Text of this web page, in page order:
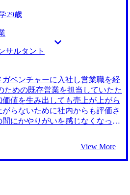
たのですが、最初のほうは少し
方との面接となると、ケース面
ルタントとして経営層と対峙で
できるか？」という視点でも見
遍ない対策が必要だと思いま
、転職後は年収700万円になりま
すが、クライアントの要望に全て
め、クライアントに必要なもの
題解決に集中できない、専門性
不満が残ってしまうと考えまし
ィングファームで働きたいと思
えているワンプール制が採用さ
うになりました。 能力次第とは
悪くなることはないだろうとい
系コンサルティングファームへ
ました 大手エージェントと
ってあまりファームごとの違い
じられませんでした。そのた
ーム各社への多数の転職支援実
29歳
サルタント
ベンチャーに入社し営業職を経
ための既存営業を担当していたた
値を生み出しても売上が上がら
らないために社内からも評価さ
にかやりがいを感じなくなって
感じ、転職を決断しました。 ク
改善の提案をするという業務の
ていたので、同様にクライアン
を提供するコンサルタントとい
View More